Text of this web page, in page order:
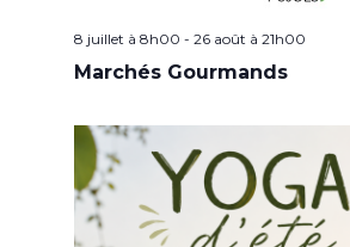
8 juillet à 8h00 - 26 août à 21h00
Marchés Gourmands